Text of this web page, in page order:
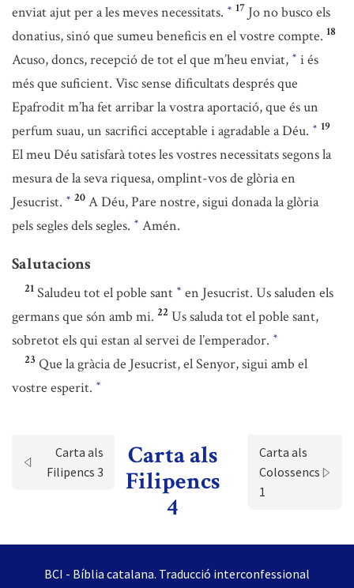
enviat ajut per a les meves necessitats. * 17 Jo no busco els
donatius, sinó que sumeu beneficis en el vostre compte. 18
Acuso, doncs, recepció de tot el que m’heu enviat, * i és
més que suficient. Visc sense dificultats després que
Epafrodit m’ha fet arribar la vostra aportació, que és un
perfum suau, un sacrifici acceptable i agradable a Déu. * 19
El meu Déu satisfarà totes les vostres necessitats segons la
mesura de la seva riquesa, omplint-vos de glòria en
Jesucrist. * 20 A Déu, Pare nostre, sigui donada la glòria
pels segles dels segles. * Amén.
Salutacions
21 Saludeu tot el poble sant * en Jesucrist. Us saluden els
germans que són amb mi. 22 Us saluda tot el poble sant,
sobretot els qui estan al servei de l’emperador. *
23 Que la gràcia de Jesucrist, el Senyor, sigui amb el
vostre esperit. *
Carta als
Filipencs 3
Carta als
Filipencs
4
Carta als
Colossencs
1
BCI - Bíblia catalana. Traducció interconfessional